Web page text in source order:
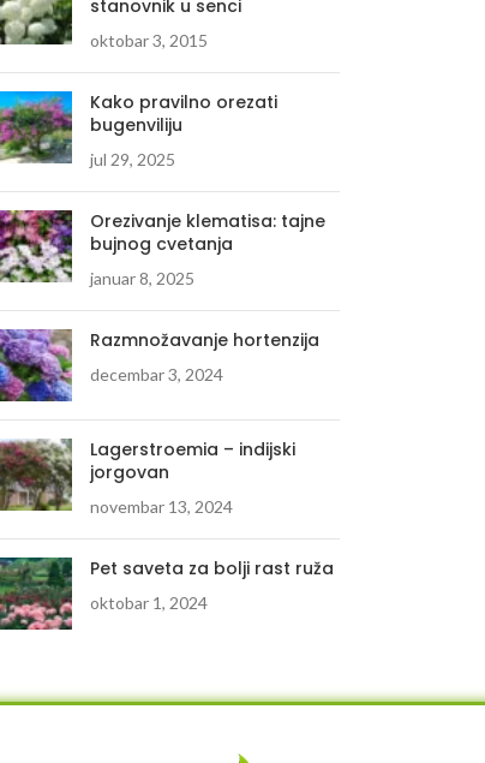
stanovnik u senci
oktobar 3, 2015
Kako pravilno orezati
bugenviliju
jul 29, 2025
Orezivanje klematisa: tajne
bujnog cvetanja
januar 8, 2025
Razmnožavanje hortenzija
decembar 3, 2024
Lagerstroemia – indijski
jorgovan
novembar 13, 2024
Pet saveta za bolji rast ruža
oktobar 1, 2024